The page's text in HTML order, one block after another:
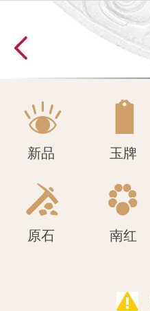
原石 南红
新品 玉牌
原石 南红